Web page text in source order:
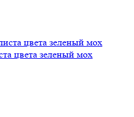
цвета зеленый мох